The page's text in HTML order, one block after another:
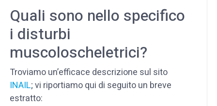
Quali sono nello specifico
i disturbi
muscoloscheletrici?
Troviamo un’efficace descrizione sul sito
INAIL; vi riportiamo qui di seguito un breve
estratto: